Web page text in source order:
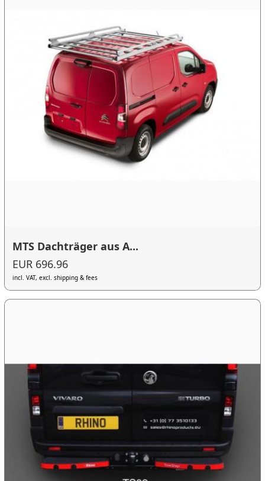
MTS Dachträger aus A...
EUR 696.96
incl. VAT, excl. shipping & fees